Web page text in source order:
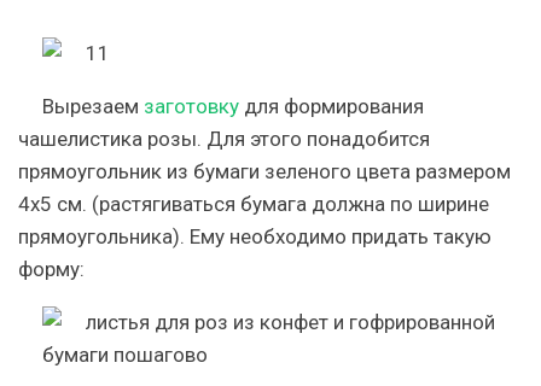
Вырезаем заготовку для формирования
чашелистика розы. Для этого понадобится
прямоугольник из бумаги зеленого цвета размером
4х5 см. (растягиваться бумага должна по ширине
прямоугольника). Ему необходимо придать такую
форму: